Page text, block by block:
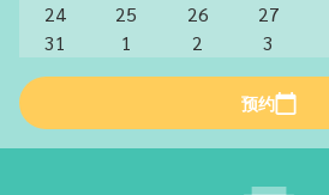
24
25 26 27
31
1 2 3
预约